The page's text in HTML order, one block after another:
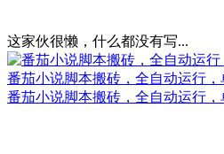
这家伙很懒，什么都没有写...
番茄小说脚本搬砖，全自动运行，
番茄小说脚本搬砖，全自动运行，